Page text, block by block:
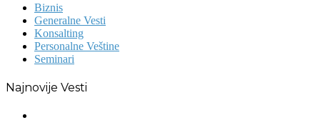
Biznis
Generalne Vesti
Konsalting
Personalne Veštine
Seminari
Najnovije Vesti